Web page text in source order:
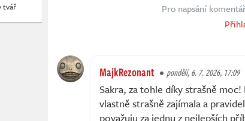
tvář
Pro napsání
MajkRezonant pondělí, 6. 7. 2026, 17:09
Sakra, za tohle díky strašně
vlastně strašně zajímala a
považuju za jednu z nejlepších